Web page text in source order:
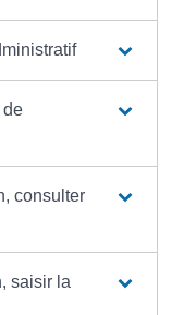
de
consulter
saisir la